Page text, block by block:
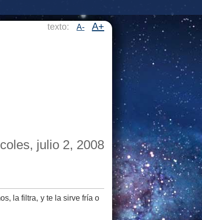
texto: A- A+
julio 2, 2008
la filtra, y te la sirve fría o